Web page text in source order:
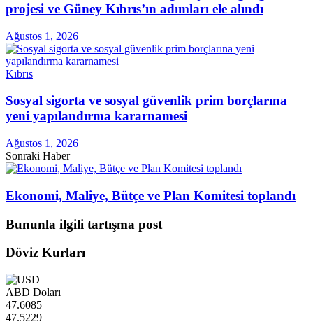
projesi ve Güney Kıbrıs’ın adımları ele alındı
Ağustos 1, 2026
Kıbrıs
Sosyal sigorta ve sosyal güvenlik prim borçlarına
yeni yapılandırma kararnamesi
Ağustos 1, 2026
Sonraki Haber
Ekonomi, Maliye, Bütçe ve Plan Komitesi toplandı
Bununla ilgili tartışma post
Döviz Kurları
ABD Doları
47.6085
47.5229